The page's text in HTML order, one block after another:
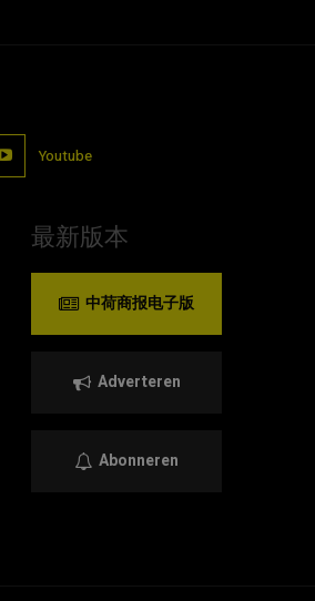
Youtube
最新版本
中荷商报电子版
Adverteren
Abonneren